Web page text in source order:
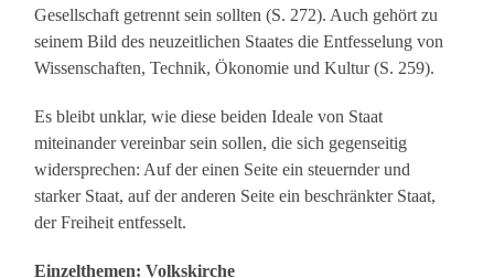
Gesellschaft getrennt sein sollten (S. 272). Auch gehört zu
seinem Bild des neuzeitlichen Staates die Entfesselung von
Wissenschaften, Technik, Ökonomie und Kultur (S. 259).
Es bleibt unklar, wie diese beiden Ideale von Staat
miteinander vereinbar sein sollen, die sich gegenseitig
widersprechen: Auf der einen Seite ein steuernder und
starker Staat, auf der anderen Seite ein beschränkter Staat,
der Freiheit entfesselt.
Einzelthemen: Volkskirche